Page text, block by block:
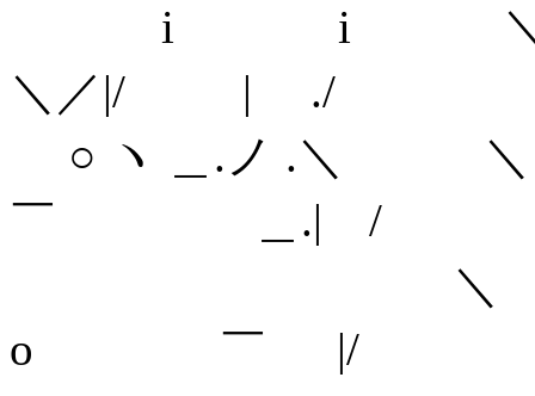
i i ＼
＼／|/ | ./
○ ヽ ＿.ノ .＼
￣ ＿.| /
＼ ＼＼
o ￣ |/